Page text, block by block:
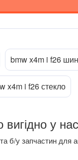
bmw x4m i f26
x4m i f26 стекло
I F26Авто
б/у запчастин для